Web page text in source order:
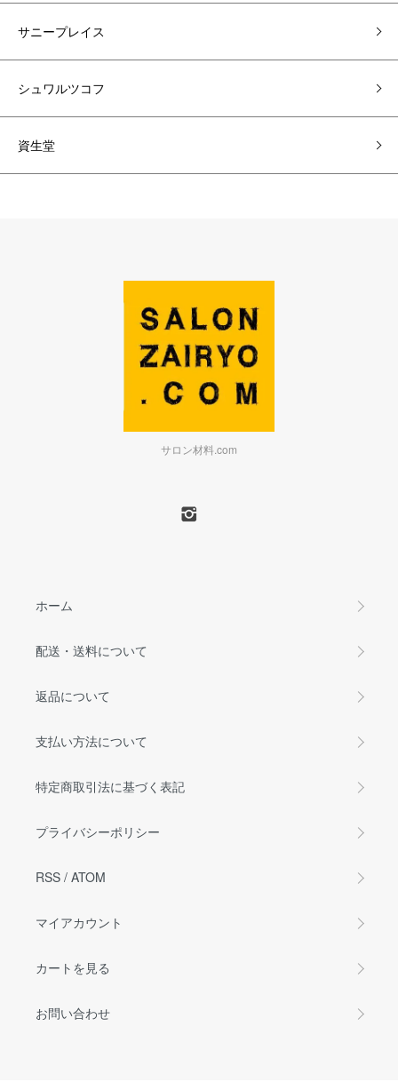
サニープレイス
シュワルツコフ
資生堂
サロン材料.com
ホーム
配送・送料について
返品について
支払い方法について
特定商取引法に基づく表記
プライバシーポリシー
RSS / ATOM
マイアカウント
カートを見る
お問い合わせ